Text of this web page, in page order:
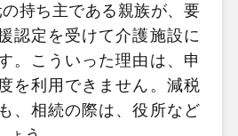
持ち主である親族が、要
認定を受けて介護施設に
。こういった理由は、申
を利用できません。減税
、相続の際は、役所など